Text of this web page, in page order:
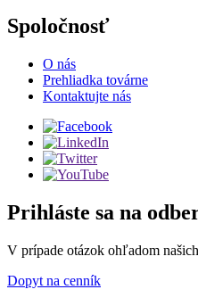
Spoločnosť
O nás
Prehliadka továrne
Kontaktujte nás
Prihláste sa na
V prípade otázok ohľadom
Dopyt na cenník